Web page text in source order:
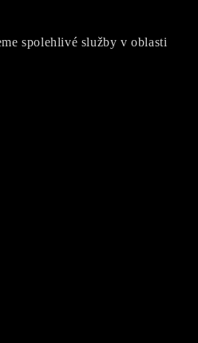
spolehlivé služby v oblasti